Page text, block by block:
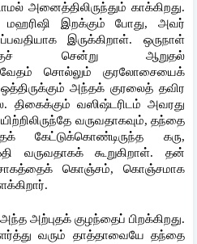
அனைத்திலிருந்தும் காக்கிறது.
மஹரிஷி இறக்கும் போது, அவர்
இருக்கிறாள். ஒருநாள்
சென்று ஆறுதல்
வேதம் சொல்லும் குரலோசையைக்
அந்தக் குரலைத் தவிர
திகைக்கும் வஸிஷ்டரிடம் அவரது
வருவதாகவும், தந்தை
கேட்டுக்கொண்டிருந்த கரு,
வருவதாகக் கூறுகிறாள். தன்
கொஞ்சம், கொஞ்சமாக
அற்புதக் குழந்தைப் பிறக்கிறது.
வரும் தாத்தாவையே தந்தை